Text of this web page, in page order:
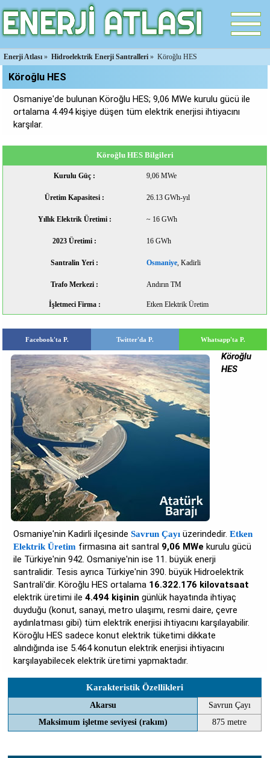
Enerji Atlası » Hidroelektrik Enerji Santralleri » Köroğlu HES
Köroğlu HES
Osmaniye'de bulunan Köroğlu HES; 9,06 MWe kurulu gücü ile
ortalama 4.494 kişiye düşen tüm elektrik enerjisi ihtiyacını
karşılar.
Köroğlu HES Bilgileri
Kurulu Güç : 9,06 MWe
Üretim Kapasitesi : 26.13 GWh-yıl
Yıllık Elektrik Üretimi : ~ 16 GWh
2023 Üretimi : 16 GWh
Santralin Yeri : Osmaniye, Kadirli
Trafo Merkezi : Andırın TM
İşletmeci Firma : Etken Elektrik Üretim
Facebook'ta P. Twitter'da P. Whatsapp'ta P.
Köroğlu
HES
Osmaniye'nin Kadirli ilçesindeSavrun Çayı üzerindedir.Etken
Elektrik Üretim firmasına ait santral 9,06 MWe kurulu gücü
ile Türkiye'nin 942. Osmaniye'nin ise 11. büyük enerji
santralidir. Tesis ayrıca Türkiye'nin 390. büyük Hidroelektrik
Santrali'dir. Köroğlu HES ortalama 16.322.176 kilovatsaat
elektrik üretimi ile4.494 kişinin günlük hayatında ihtiyaç
duyduğu (konut, sanayi, metro ulaşımı, resmi daire, çevre
aydınlatması gibi) tüm elektrik enerjisi ihtiyacını karşılayabilir.
Köroğlu HES sadece konut elektrik tüketimi dikkate
alındığında ise 5.464 konutun elektrik enerjisi ihtiyacını
karşılayabilecek elektrik üretimi yapmaktadır.
Karakteristik Özellikleri
Akarsu
Savrun Çayı
Maksimum işletme seviyesi (rakım)
875 metre